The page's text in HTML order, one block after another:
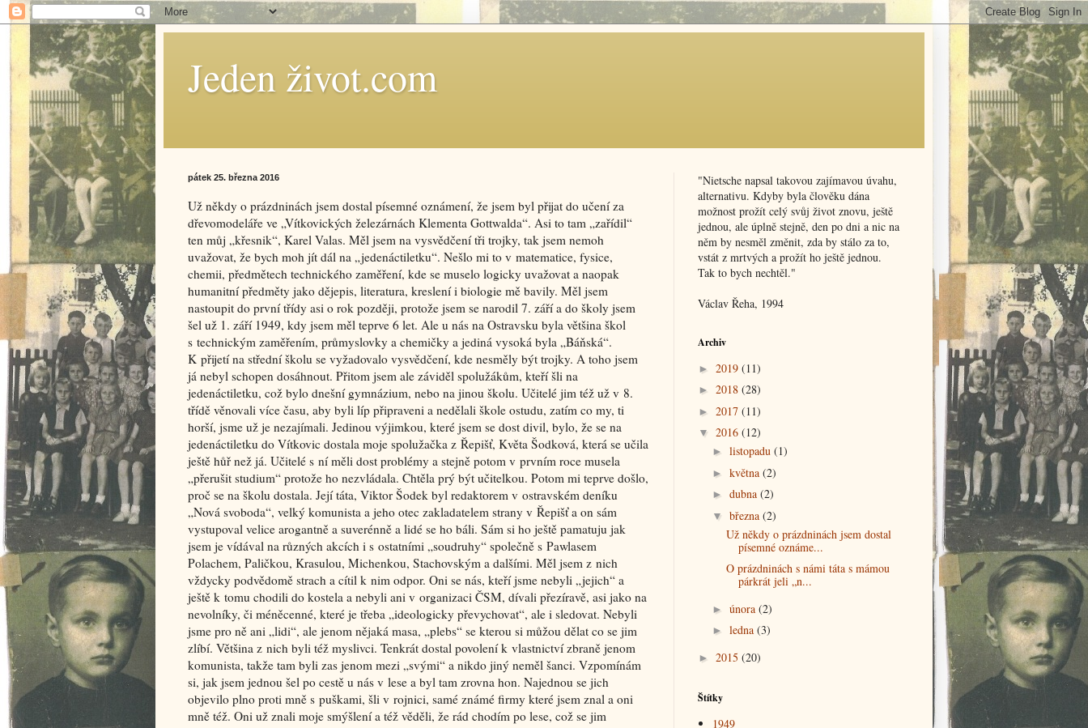
Jeden život.com
pátek 25. března 2016
Už někdy o prázdninách jsem dostal písemné oznámení, že jsem byl přijat do učení za
dřevomodeláře ve „Vítkovických železárnách Klementa Gottwalda“. Asi to tam „zařídil“
ten můj „křesnik“, Karel Valas. Měl jsem na vysvědčení tři trojky, tak jsem nemoh
uvažovat, že bych moh jít dál na „jedenáctiletku“. Nešlo mi to v matematice, fysice,
chemii, předmětech technického zaměření, kde se muselo logicky uvažovat a naopak
humanitní předměty jako dějepis, literatura, kreslení i biologie mě bavily. Měl jsem
nastoupit do první třídy asi o rok později, protože jsem se narodil 7. září a do školy jsem
šel už 1. září 1949, kdy jsem měl teprve 6 let. Ale u nás na Ostravsku byla většina škol
s technickým zaměřením, průmyslovky a chemičky a jediná vysoká byla „Báňská“.
K přijetí na střední školu se vyžadovalo vysvědčení, kde nesměly být trojky. A toho jsem
já nebyl schopen dosáhnout. Přitom jsem ale záviděl spolužákům, kteří šli na
jedenáctiletku, což bylo dnešní gymnázium, nebo na jinou školu. Učitelé jim též už v 8.
třídě věnovali více času, aby byli líp připraveni a nedělali škole ostudu, zatím co my, ti
horší, jsme už je nezajímali. Jedinou výjimkou, které jsem se dost divil, bylo, že se na
jedenáctiletku do Vítkovic dostala moje spolužačka z Řepišť, Květa Šodková, která se učila
ještě hůř než já. Učitelé s ní měli dost problémy a stejně potom v prvním roce musela
„přerušit studium“ protože ho nezvládala. Chtěla prý být učitelkou. Potom mi teprve došlo,
proč se na školu dostala. Její táta, Viktor Šodek byl redaktorem v ostravském deníku
„Nová svoboda“, velký komunista a jeho otec zakladatelem strany v Řepišť a on sám
vystupoval velice arogantně a suverénně a lidé se ho báli. Sám si ho ještě pamatuju jak
jsem je vídával na různých akcích i s ostatními „soudruhy“ společně s Pawlasem
Polachem, Paličkou, Krasulou, Michenkou, Stachovským a dalšími. Měl jsem z nich
vždycky podvědomě strach a cítil k nim odpor. Oni se nás, kteří jsme nebyli „jejich“ a
ještě k tomu chodili do kostela a nebyli ani v organizaci ČSM, dívali přezíravě, asi jako na
nevolníky, či méněcenné, které je třeba „ideologicky převychovat“, ale i sledovat. Nebyli
jsme pro ně ani „lidi“, ale jenom nějaká masa, „plebs“ se kterou si můžou dělat co se jim
zlíbí. Většina z nich byli též myslivci. Tenkrát dostal povolení k vlastnictví zbraně jenom
komunista, takže tam byli zas jenom mezi „svými“ a nikdo jiný neměl šanci. Vzpomínám
si, jak jsem jednou šel po cestě u nás v lese a byl tam zrovna hon. Najednou se jich
objevilo plno proti mně s puškami, šli v rojnici, samé známé firmy které jsem znal a oni
mně též. Oni už znali moje smýšlení a též věděli, že rád chodím po lese, což se jim
"Nietsche napsal takovou zajímavou úvahu,
alternativu. Kdyby byla člověku dána
možnost prožít celý svůj život znovu, ještě
jednou, ale úplně stejně, den po dni a nic na
něm by nesměl změnit, zda by stálo za to,
vstát z mrtvých a prožít ho ještě jednou.
Tak to bych nechtěl."
Václav Řeha, 1994
Archiv
► 2019 (11)
► 2018 (28)
► 2017 (11)
▼ 2016 (12)
► listopadu (1)
► května (2)
► dubna (2)
▼ března (2)
Už někdy o prázdninách jsem dostal
písemné oznáme...
O prázdninách s námi táta s mámou
párkrát jeli „n...
► února (2)
► ledna (3)
► 2015 (20)
Štítky
1949